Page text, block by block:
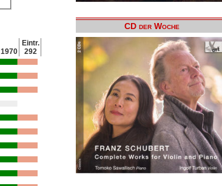
1970
Eintr.
292
CD der Woche